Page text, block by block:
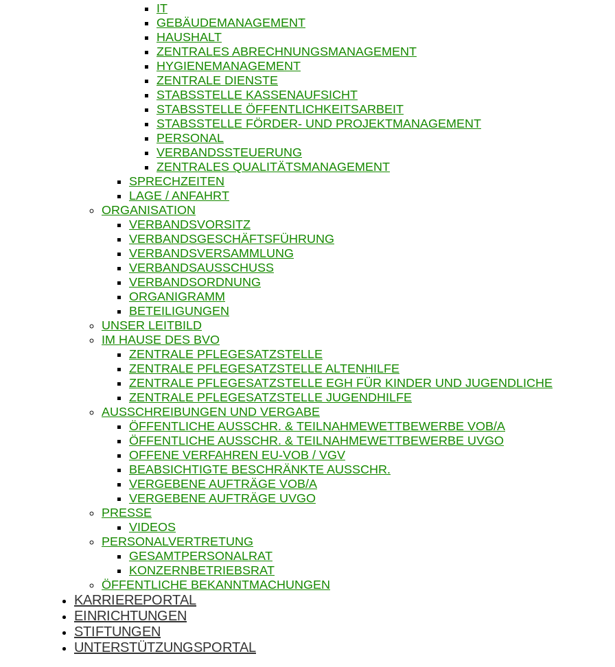
IT
GEBÄUDEMANAGEMENT
HAUSHALT
ZENTRALES ABRECHNUNGSMANAGEMENT
HYGIENEMANAGEMENT
ZENTRALE DIENSTE
STABSSTELLE KASSENAUFSICHT
STABSSTELLE ÖFFENTLICHKEITSARBEIT
STABSSTELLE FÖRDER- UND PROJEKTMANAGEMENT
PERSONAL
VERBANDSSTEUERUNG
ZENTRALES QUALITÄTSMANAGEMENT
SPRECHZEITEN
LAGE / ANFAHRT
ORGANISATION
VERBANDSVORSITZ
VERBANDSGESCHÄFTSFÜHRUNG
VERBANDSVERSAMMLUNG
VERBANDSAUSSCHUSS
VERBANDSORDNUNG
ORGANIGRAMM
BETEILIGUNGEN
UNSER LEITBILD
IM HAUSE DES BVO
ZENTRALE PFLEGESATZSTELLE
ZENTRALE PFLEGESATZSTELLE ALTENHILFE
ZENTRALE PFLEGESATZSTELLE EGH FÜR KINDER UND JUGENDLICHE
ZENTRALE PFLEGESATZSTELLE JUGENDHILFE
AUSSCHREIBUNGEN UND VERGABE
ÖFFENTLICHE AUSSCHR. & TEILNAHMEWETTBEWERBE VOB/A
ÖFFENTLICHE AUSSCHR. & TEILNAHMEWETTBEWERBE UVGO
OFFENE VERFAHREN EU-VOB / VGV
BEABSICHTIGTE BESCHRÄNKTE AUSSCHR.
VERGEBENE AUFTRÄGE VOB/A
VERGEBENE AUFTRÄGE UVGO
PRESSE
VIDEOS
PERSONALVERTRETUNG
GESAMTPERSONALRAT
KONZERNBETRIEBSRAT
ÖFFENTLICHE BEKANNTMACHUNGEN
KARRIEREPORTAL
EINRICHTUNGEN
STIFTUNGEN
UNTERSTÜTZUNGSPORTAL